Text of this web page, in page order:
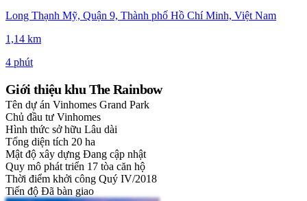
Long Thạnh Mỹ, Quận 9, Thành phố Hồ Chí Minh, Việt Nam
1,14 km
4 phút
Giới thiệu khu The Rainbow
Tên dự án Vinhomes Grand Park
Chủ đầu tư Vinhomes
Hình thức sở hữu Lâu dài
Tổng diện tích 20 ha
Mật độ xây dựng Đang cập nhật
Quy mô phát triển 17 tòa căn hộ
Thời điểm khởi công Quý IV/2018
Tiến độ Đã bàn giao